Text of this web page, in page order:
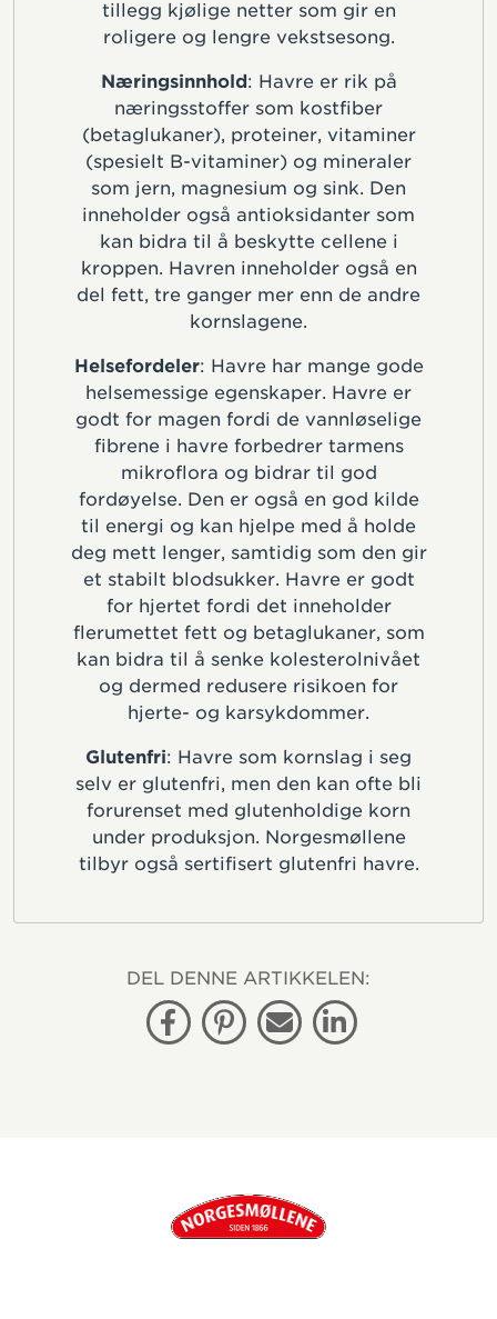
tillegg kjølige netter som gir en
roligere og lengre vekstsesong.
Næringsinnhold : Havre er rik på
næringsstoffer som kostfiber
(betaglukaner), proteiner, vitaminer
(spesielt B-vitaminer) og mineraler
som jern, magnesium og sink. Den
inneholder også antioksidanter som
kan bidra til å beskytte cellene i
kroppen. Havren inneholder også en
del fett, tre ganger mer enn de andre
kornslagene.
Helsefordeler: Havre har mange gode
helsemessige egenskaper. Havre er
godt for magen fordi de vannløselige
fibrene i havre forbedrer tarmens
mikroflora og bidrar til god
fordøyelse. Den er også en god kilde
til energi og kan hjelpe med å holde
deg mett lenger, samtidig som den gir
et stabilt blodsukker. Havre er godt
for hjertet fordi det inneholder
flerumettet fett og betaglukaner, som
kan bidra til å senke kolesterolnivået
og dermed redusere risikoen for
hjerte- og karsykdommer.
Glutenfri: Havre som kornslag i seg
selv er glutenfri, men den kan ofte bli
forurenset med glutenholdige korn
under produksjon. Norgesmøllene
tilbyr også sertifisert glutenfri havre.
DEL DENNE ARTIKKELEN:
FacebookPinterestE-postLinkedin